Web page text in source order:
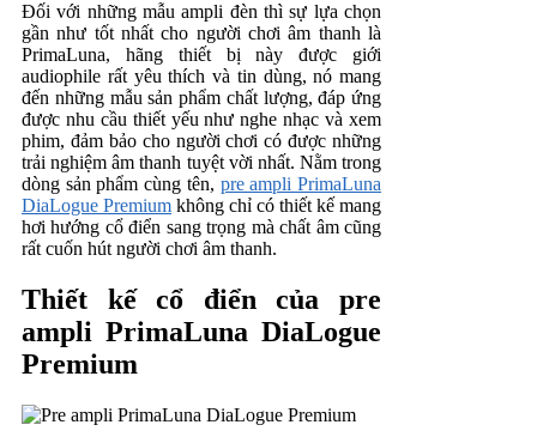
Đối với những mẫu ampli đèn thì sự lựa chọn
gần như tốt nhất cho người chơi âm thanh là
PrimaLuna, hãng thiết bị này được giới
audiophile rất yêu thích và tin dùng, nó mang
đến những mẫu sản phẩm chất lượng, đáp ứng
được nhu cầu thiết yếu như nghe nhạc và xem
phim, đảm bảo cho người chơi có được những
trải nghiệm âm thanh tuyệt vời nhất. Nằm trong
dòng sản phẩm cùng tên, pre ampli PrimaLuna
DiaLogue Premium không chỉ có thiết kế mang
hơi hướng cổ điển sang trọng mà chất âm cũng
rất cuốn hút người chơi âm thanh.
Thiết kế cổ điển của pre
ampli PrimaLuna DiaLogue
Premium